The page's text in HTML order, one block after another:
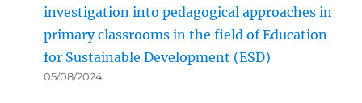
investigation into pedagogical approaches in
primary classrooms in the field of Education
for Sustainable Development (ESD)
05/08/2024